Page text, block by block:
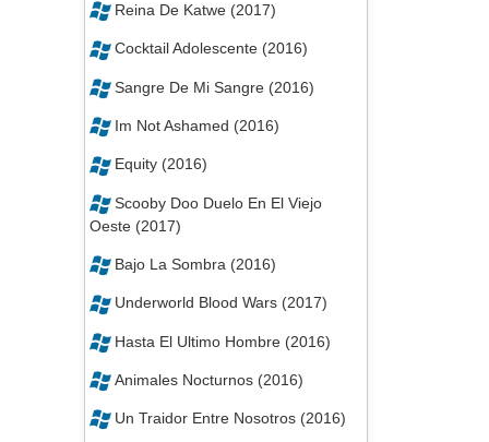
Reina De Katwe (2017)
Cocktail Adolescente (2016)
Sangre De Mi Sangre (2016)
Im Not Ashamed (2016)
Equity (2016)
Scooby Doo Duelo En El Viejo
Oeste (2017)
Bajo La Sombra (2016)
Underworld Blood Wars (2017)
Hasta El Ultimo Hombre (2016)
Animales Nocturnos (2016)
Un Traidor Entre Nosotros (2016)